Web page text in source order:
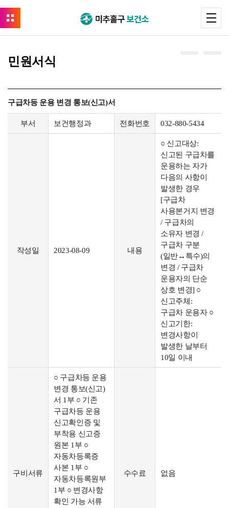
민원서식
구급차등 운용 변경 통보(신고)서
부서 보건행정과 전화번호 032-880-5434
작성일 2023-08-09 내용
○ 신고대상:
신고된 구급차를
운용하는 자가
다음의 사항이
발생한 경우
[구급차
사용본거지 변경
/ 구급차의
소유자 변경 /
구급차 구분
(일반↔특수)의
변경 / 구급차
운용자의 단순
상호 변경] ○
신고주체:
구급차 운용자 ○
신고기한:
변경사항이
발생한 날부터
10일 이내
구비서류
○ 구급차등 운용
변경 통보(신고)
서 1부 ○ 기존
구급차등 운용
신고확인증 및
부착용 신고증
원본 1부 ○
자동차등록증
사본 1부 ○
자동차등록원부
1부 ○ 변경사항
확인 가능 서류
수수료 없음